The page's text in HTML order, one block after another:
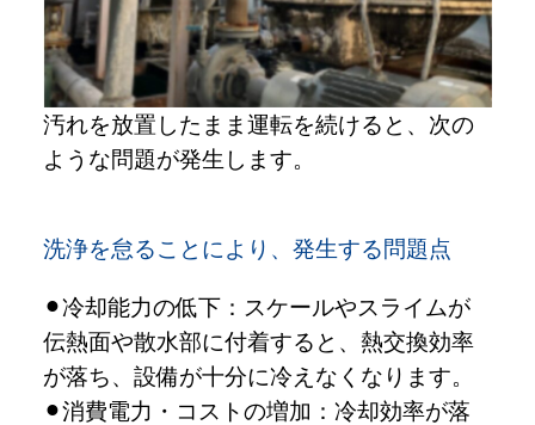
汚れを放置したまま運転を続けると、次の
ような問題が発生します。
洗浄を怠ることにより、発生する問題点
冷却能力の低下：スケールやスライムが
伝熱面や散水部に付着すると、熱交換効率
が落ち、設備が十分に冷えなくなります。
消費電力・コストの増加：冷却効率が落